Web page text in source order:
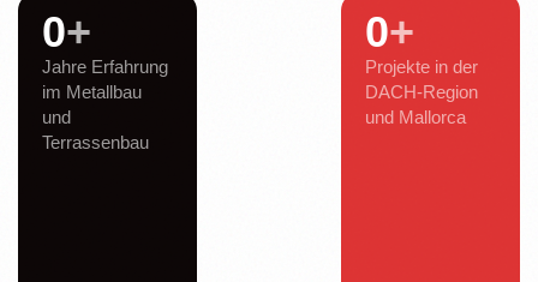
0+
Jahre Erfahrung
im Metallbau
und
Terrassenbau
0+
Projekte in der
DACH-Region
und Mallorca